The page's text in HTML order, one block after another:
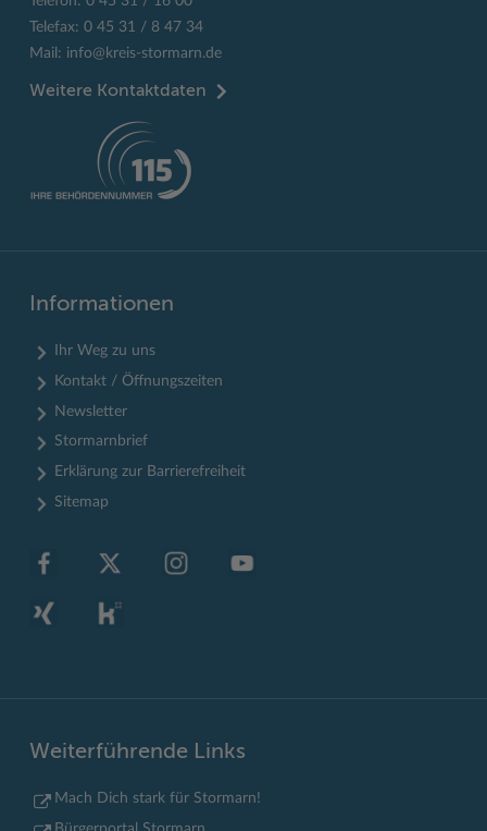
Telefax: 0 45 31 / 8 47 34
Mail: info@kreis-stormarn.de
Weitere Kontaktdaten
Informationen
Ihr Weg zu uns
Kontakt / Öffnungszeiten
Newsletter
Stormarnbrief
Erklärung zur Barrierefreiheit
Sitemap
Weiterführende Links
Mach Dich stark für Stormarn!